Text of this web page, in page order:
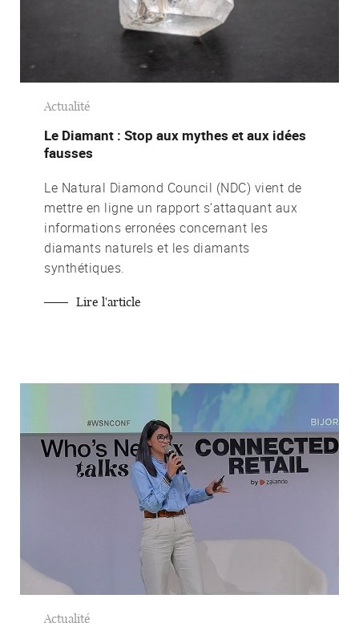
Actualité
Le Diamant : Stop aux mythes et aux idées
fausses
Le Natural Diamond Council (NDC) vient de
mettre en ligne un rapport s’attaquant aux
informations erronées concernant les
diamants naturels et les diamants
synthétiques.
Lire l'article
Actualité